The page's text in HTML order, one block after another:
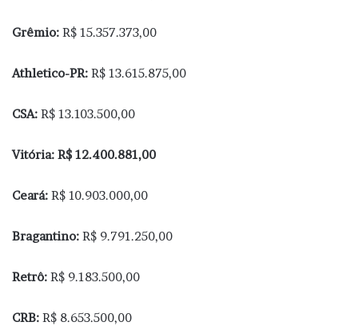
Grêmio: R$ 15.357.373,00
Athletico-PR: R$ 13.615.875,00
CSA: R$ 13.103.500,00
Vitória: R$ 12.400.881,00
Ceará: R$ 10.903.000,00
Bragantino: R$ 9.791.250,00
Retrô: R$ 9.183.500,00
CRB: R$ 8.653.500,00